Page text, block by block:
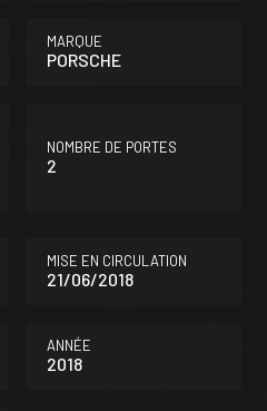
MARQUE
PORSCHE
NOMBRE DE PORTES
2
MISE EN CIRCULATION
21/06/2018
ANNÉE
2018